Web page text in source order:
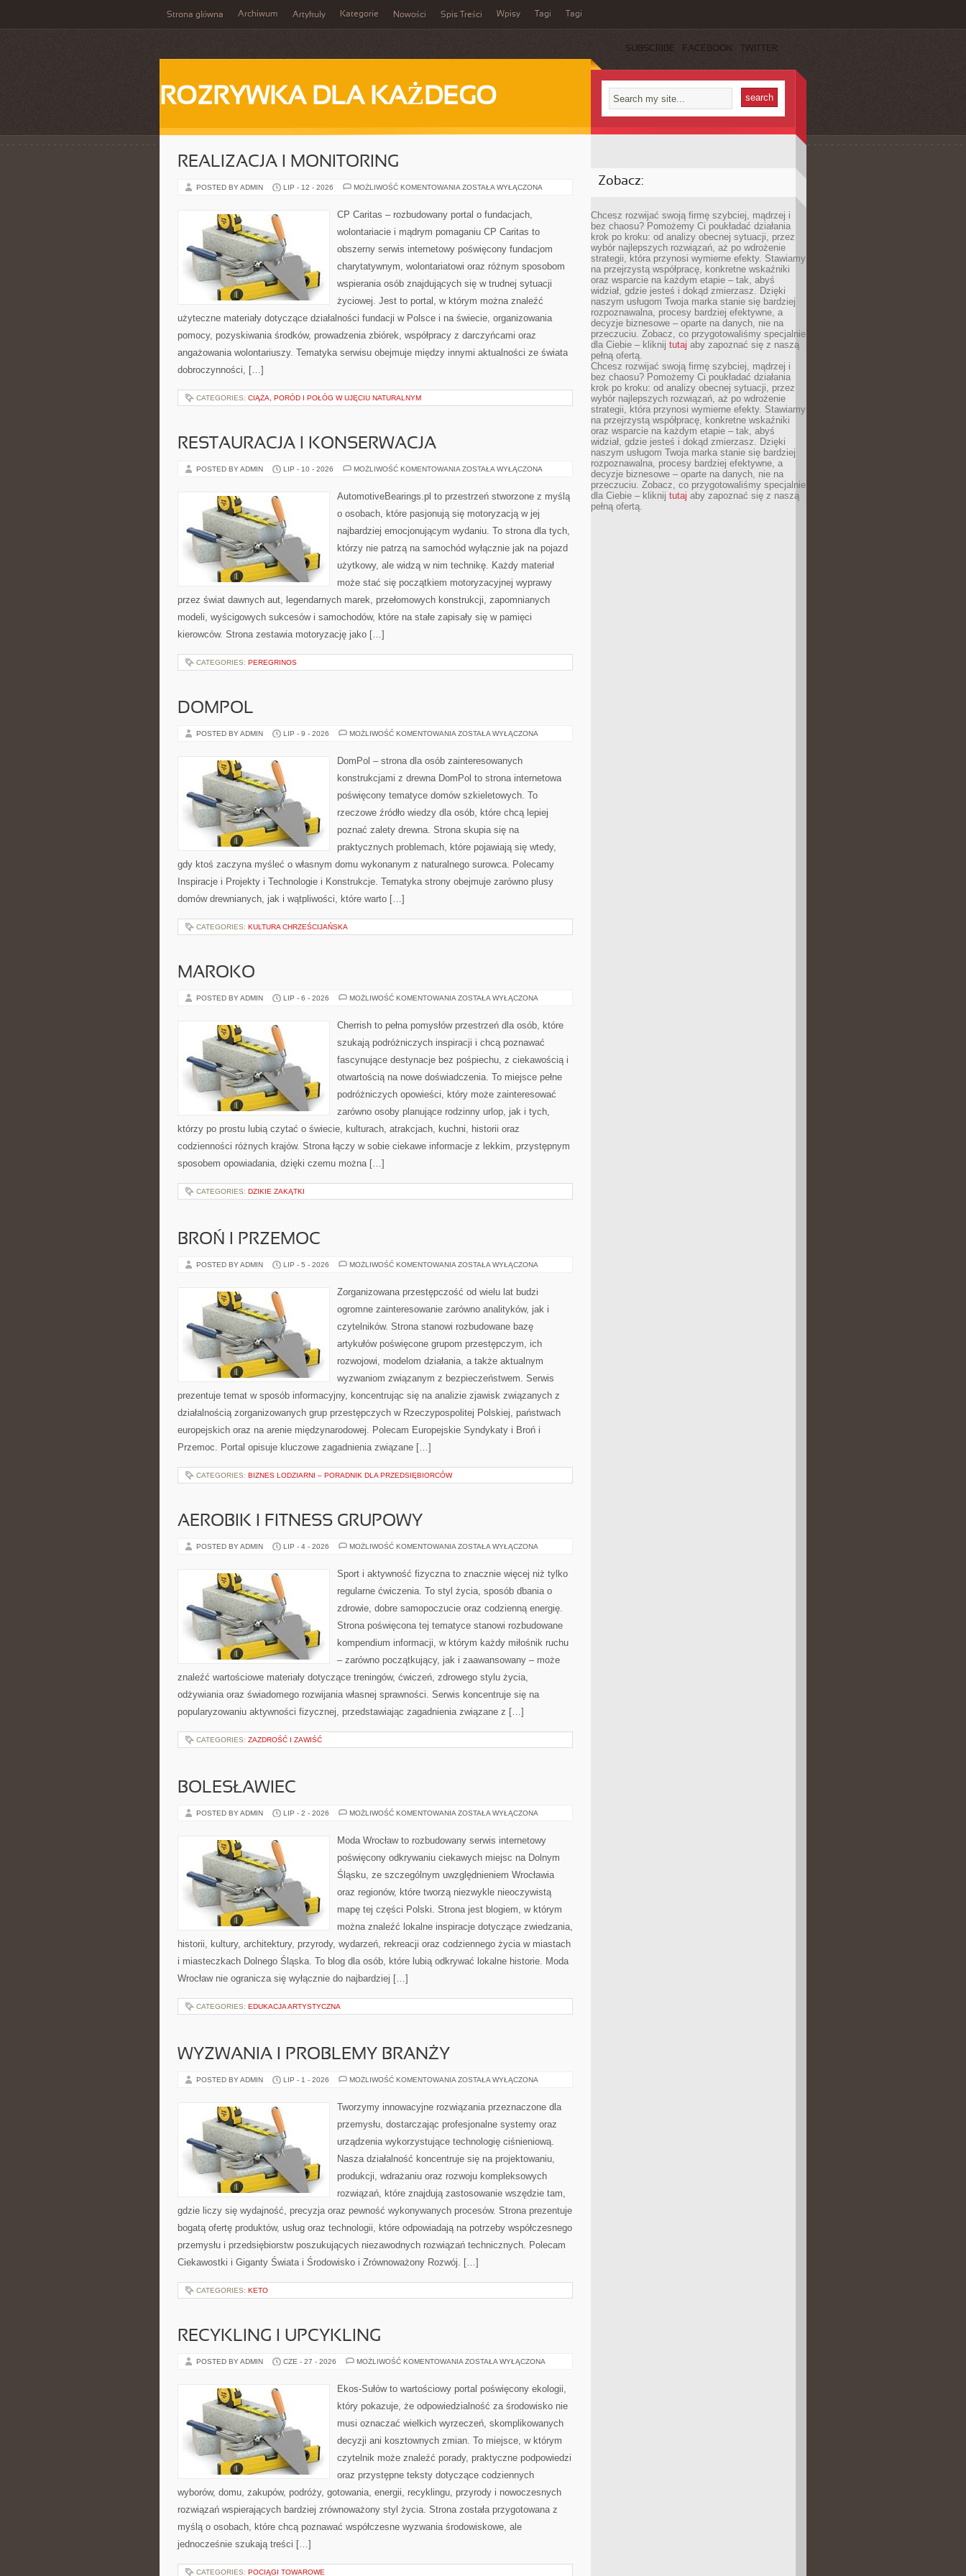
Strona główna Archiwum Artykuły Kategorie Nowości Spis Treści Wpisy Tagi Tagi
SUBSCRIBE FACEBOOK TWITTER
ROZRYWKA DLA KAŻDEGO
REALIZACJA I MONITORING
POSTED BY ADMIN LIP - 12 - 2026 MOŻLIWOŚĆ KOMENTOWANIA REALIZACJA
ZOSTAŁA WYŁĄCZONA
CP Caritas – rozbudowany portal o fundacjach,
wolontariacie i mądrym pomaganiu CP Caritas to
obszerny serwis internetowy poświęcony fundacjom
charytatywnym, wolontariatowi oraz różnym sposobom
wspierania osób znajdujących się w trudnej sytuacji
życiowej. Jest to portal, w którym można znaleźć
użyteczne materiały dotyczące działalności fundacji w Polsce i na świecie, organizowania
pomocy, pozyskiwania środków, prowadzenia zbiórek, współpracy z darczyńcami oraz
angażowania wolontariuszy. Tematyka serwisu obejmuje między innymi aktualności ze świata
dobroczynności, […]
CATEGORIES: CIĄŻA, PORÓD I POŁÓG W UJĘCIU NATURALNYM
RESTAURACJA I KONSERWACJA
POSTED BY ADMIN LIP - 10 - 2026 MOŻLIWOŚĆ KOMENTOWANIA RESTAURACJA
ZOSTAŁA WYŁĄCZONA
AutomotiveBearings.pl to przestrzeń stworzone z myślą
o osobach, które pasjonują się motoryzacją w jej
najbardziej emocjonującym wydaniu. To strona dla tych,
którzy nie patrzą na samochód wyłącznie jak na pojazd
użytkowy, ale widzą w nim technikę. Każdy materiał
może stać się początkiem motoryzacyjnej wyprawy
przez świat dawnych aut, legendarnych marek, przełomowych konstrukcji, zapomnianych
modeli, wyścigowych sukcesów i samochodów, które na stałe zapisały się w pamięci
kierowców. Strona zestawia motoryzację jako […]
CATEGORIES: PEREGRINOS
DOMPOL
POSTED BY ADMIN LIP - 9 - 2026 MOŻLIWOŚĆ KOMENTOWANIA DOMPOL
ZOSTAŁA WYŁĄCZONA
DomPol – strona dla osób zainteresowanych
konstrukcjami z drewna DomPol to strona internetowa
poświęcony tematyce domów szkieletowych. To
rzeczowe źródło wiedzy dla osób, które chcą lepiej
poznać zalety drewna. Strona skupia się na
praktycznych problemach, które pojawiają się wtedy,
gdy ktoś zaczyna myśleć o własnym domu wykonanym z naturalnego surowca. Polecamy
Inspiracje i Projekty i Technologie i Konstrukcje. Tematyka strony obejmuje zarówno plusy
domów drewnianych, jak i wątpliwości, które warto […]
CATEGORIES: KULTURA CHRZEŚCIJAŃSKA
MAROKO
POSTED BY ADMIN LIP - 6 - 2026 MOŻLIWOŚĆ KOMENTOWANIA MAROKO
ZOSTAŁA WYŁĄCZONA
Cherrish to pełna pomysłów przestrzeń dla osób, które
szukają podróżniczych inspiracji i chcą poznawać
fascynujące destynacje bez pośpiechu, z ciekawością i
otwartością na nowe doświadczenia. To miejsce pełne
podróżniczych opowieści, który może zainteresować
zarówno osoby planujące rodzinny urlop, jak i tych,
którzy po prostu lubią czytać o świecie, kulturach, atrakcjach, kuchni, historii oraz
codzienności różnych krajów. Strona łączy w sobie ciekawe informacje z lekkim, przystępnym
sposobem opowiadania, dzięki czemu można […]
CATEGORIES: DZIKIE ZAKĄTKI
BROŃ I PRZEMOC
POSTED BY ADMIN LIP - 5 - 2026 MOŻLIWOŚĆ KOMENTOWANIA BROŃ
ZOSTAŁA WYŁĄCZONA
Zorganizowana przestępczość od wielu lat budzi
ogromne zainteresowanie zarówno analityków, jak i
czytelników. Strona stanowi rozbudowane bazę
artykułów poświęcone grupom przestępczym, ich
rozwojowi, modelom działania, a także aktualnym
wyzwaniom związanym z bezpieczeństwem. Serwis
prezentuje temat w sposób informacyjny, koncentrując się na analizie zjawisk związanych z
działalnością zorganizowanych grup przestępczych w Rzeczypospolitej Polskiej, państwach
europejskich oraz na arenie międzynarodowej. Polecam Europejskie Syndykaty i Broń i
Przemoc. Portal opisuje kluczowe zagadnienia związane […]
CATEGORIES: BIZNES LODZIARNI – PORADNIK DLA PRZEDSIĘBIORCÓW
AEROBIK I FITNESS GRUPOWY
POSTED BY ADMIN LIP - 4 - 2026 MOŻLIWOŚĆ KOMENTOWANIA AEROBIK
GRUPOWY
ZOSTAŁA WYŁĄCZONA
Sport i aktywność fizyczna to znacznie więcej niż tylko
regularne ćwiczenia. To styl życia, sposób dbania o
zdrowie, dobre samopoczucie oraz codzienną energię.
Strona poświęcona tej tematyce stanowi rozbudowane
kompendium informacji, w którym każdy miłośnik ruchu
– zarówno początkujący, jak i zaawansowany – może
znaleźć wartościowe materiały dotyczące treningów, ćwiczeń, zdrowego stylu życia,
odżywiania oraz świadomego rozwijania własnej sprawności. Serwis koncentruje się na
popularyzowaniu aktywności fizycznej, przedstawiając zagadnienia związane z […]
CATEGORIES: ZAZDROŚĆ I ZAWIŚĆ
BOLESŁAWIEC
POSTED BY ADMIN LIP - 2 - 2026 MOŻLIWOŚĆ KOMENTOWANIA BOLESŁAWIEC
ZOSTAŁA WYŁĄCZONA
Moda Wrocław to rozbudowany serwis internetowy
poświęcony odkrywaniu ciekawych miejsc na Dolnym
Śląsku, ze szczególnym uwzględnieniem Wrocławia
oraz regionów, które tworzą niezwykle nieoczywistą
mapę tej części Polski. Strona jest blogiem, w którym
można znaleźć lokalne inspiracje dotyczące zwiedzania,
historii, kultury, architektury, przyrody, wydarzeń, rekreacji oraz codziennego życia w miastach
i miasteczkach Dolnego Śląska. To blog dla osób, które lubią odkrywać lokalne historie. Moda
Wrocław nie ogranicza się wyłącznie do najbardziej […]
CATEGORIES: EDUKACJA ARTYSTYCZNA
WYZWANIA I PROBLEMY BRANŻY
POSTED BY ADMIN LIP - 1 - 2026 MOŻLIWOŚĆ KOMENTOWANIA WYZWANIA
BRANŻY
ZOSTAŁA WYŁĄCZONA
Tworzymy innowacyjne rozwiązania przeznaczone dla
przemysłu, dostarczając profesjonalne systemy oraz
urządzenia wykorzystujące technologię ciśnieniową.
Nasza działalność koncentruje się na projektowaniu,
produkcji, wdrażaniu oraz rozwoju kompleksowych
rozwiązań, które znajdują zastosowanie wszędzie tam,
gdzie liczy się wydajność, precyzja oraz pewność wykonywanych procesów. Strona prezentuje
bogatą ofertę produktów, usług oraz technologii, które odpowiadają na potrzeby współczesnego
przemysłu i przedsiębiorstw poszukujących niezawodnych rozwiązań technicznych. Polecam
Ciekawostki i Giganty Świata i Środowisko i Zrównoważony Rozwój. […]
CATEGORIES: KETO
RECYKLING I UPCYKLING
POSTED BY ADMIN CZE - 27 - 2026 MOŻLIWOŚĆ KOMENTOWANIA RECYKLING
ZOSTAŁA WYŁĄCZONA
Ekos-Sułów to wartościowy portal poświęcony ekologii,
który pokazuje, że odpowiedzialność za środowisko nie
musi oznaczać wielkich wyrzeczeń, skomplikowanych
decyzji ani kosztownych zmian. To miejsce, w którym
czytelnik może znaleźć porady, praktyczne podpowiedzi
oraz przystępne teksty dotyczące codziennych
wyborów, domu, zakupów, podróży, gotowania, energii, recyklingu, przyrody i nowoczesnych
rozwiązań wspierających bardziej zrównoważony styl życia. Strona została przygotowana z
myślą o osobach, które chcą poznawać współczesne wyzwania środowiskowe, ale
jednocześnie szukają treści […]
CATEGORIES: POCIĄGI TOWAROWE
Zobacz:
Chcesz rozwijać swoją firmę szybciej, mądrzej i
bez chaosu? Pomożemy Ci poukładać działania
krok po kroku: od analizy obecnej sytuacji, przez
wybór najlepszych rozwiązań, aż po wdrożenie
strategii, która przynosi wymierne efekty. Stawiamy
na przejrzystą współpracę, konkretne wskaźniki
oraz wsparcie na każdym etapie – tak, abyś
widział, gdzie jesteś i dokąd zmierzasz. Dzięki
naszym usługom Twoja marka stanie się bardziej
rozpoznawalna, procesy bardziej efektywne, a
decyzje biznesowe – oparte na danych, nie na
przeczuciu. Zobacz, co przygotowaliśmy specjalnie
dla Ciebie – kliknij tutaj aby zapoznać się z naszą
pełną ofertą.
Chcesz rozwijać swoją firmę szybciej, mądrzej i
bez chaosu? Pomożemy Ci poukładać działania
krok po kroku: od analizy obecnej sytuacji, przez
wybór najlepszych rozwiązań, aż po wdrożenie
strategii, która przynosi wymierne efekty. Stawiamy
na przejrzystą współpracę, konkretne wskaźniki
oraz wsparcie na każdym etapie – tak, abyś
widział, gdzie jesteś i dokąd zmierzasz. Dzięki
naszym usługom Twoja marka stanie się bardziej
rozpoznawalna, procesy bardziej efektywne, a
decyzje biznesowe – oparte na danych, nie na
przeczuciu. Zobacz, co przygotowaliśmy specjalnie
dla Ciebie – kliknij tutaj aby zapoznać się z naszą
pełną ofertą.